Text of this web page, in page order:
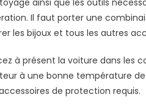
Il faut porter une
les bijoux et tous les autres
à présent la voiture dans les
à une bonne température
de protection requis.